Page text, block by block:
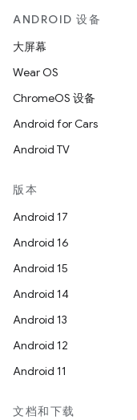
ANDROID 设备
大屏幕
Wear OS
ChromeOS 设备
Android for Cars
Android TV
版本
Android 17
Android 16
Android 15
Android 14
Android 13
Android 12
Android 11
文档和下载